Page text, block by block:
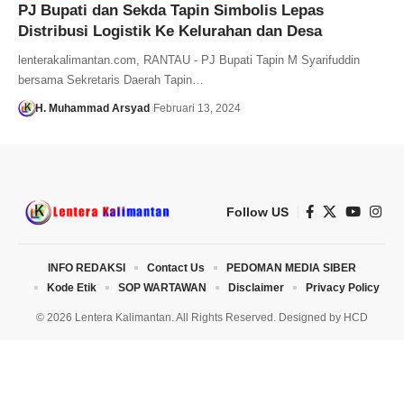
PJ Bupati dan Sekda Tapin Simbolis Lepas
Distribusi Logistik Ke Kelurahan dan Desa
lenterakalimantan.com, RANTAU - PJ Bupati Tapin M Syarifuddin
bersama Sekretaris Daerah Tapin…
H. Muhammad Arsyad Februari 13, 2024
Follow US
© 2026 Lentera Kalimantan. All Rights Reserved. Designed by HCD
INFO REDAKSI Contact Us
PEDOMAN MEDIA SIBER
Kode Etik
SOP WARTAWAN Disclaimer Privacy Policy